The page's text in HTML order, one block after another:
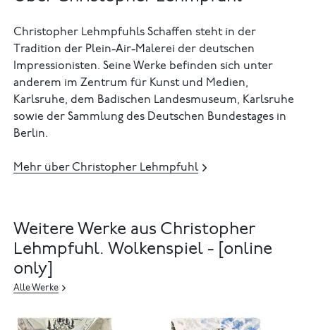
Christopher Lehmpfuhls Schaffen steht in der
Tradition der Plein-Air-Malerei der deutschen
Impressionisten. Seine Werke befinden sich unter
anderem im Zentrum für Kunst und Medien,
Karlsruhe, dem Badischen Landesmuseum, Karlsruhe
sowie der Sammlung des Deutschen Bundestages in
Berlin.
Mehr über Christopher Lehmpfuhl
Weitere Werke aus Christopher
Lehmpfuhl. Wolkenspiel - [online
only]
Alle Werke